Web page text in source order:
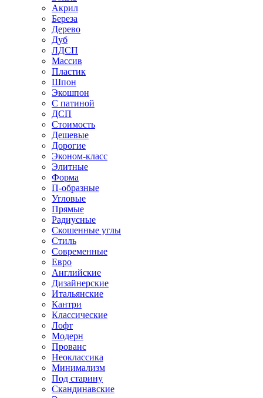
Акрил
Береза
Дерево
Дуб
ЛДСП
Массив
Пластик
Шпон
Экошпон
С патиной
ДСП
Стоимость
Дешевые
Дорогие
Эконом-класс
Элитные
Форма
П-образные
Угловые
Прямые
Радиусные
Скошенные углы
Стиль
Современные
Евро
Английские
Дизайнерские
Итальянские
Кантри
Классические
Лофт
Модерн
Прованс
Неоклассика
Минимализм
Под старину
Скандинавские